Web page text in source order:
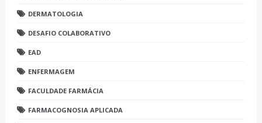
DERMATOLOGIA
DESAFIO COLABORATIVO
EAD
ENFERMAGEM
FACULDADE FARMÁCIA
FARMACOGNOSIA APLICADA